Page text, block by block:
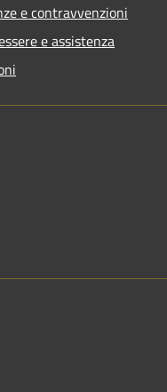
e contravvenzioni
e assistenza